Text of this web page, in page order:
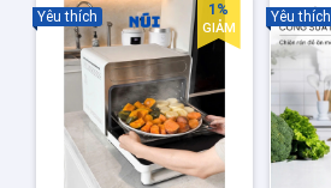
Yêu thích 1%
GIẢM
Yêu thích